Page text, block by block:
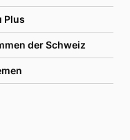
Plus
der Schweiz